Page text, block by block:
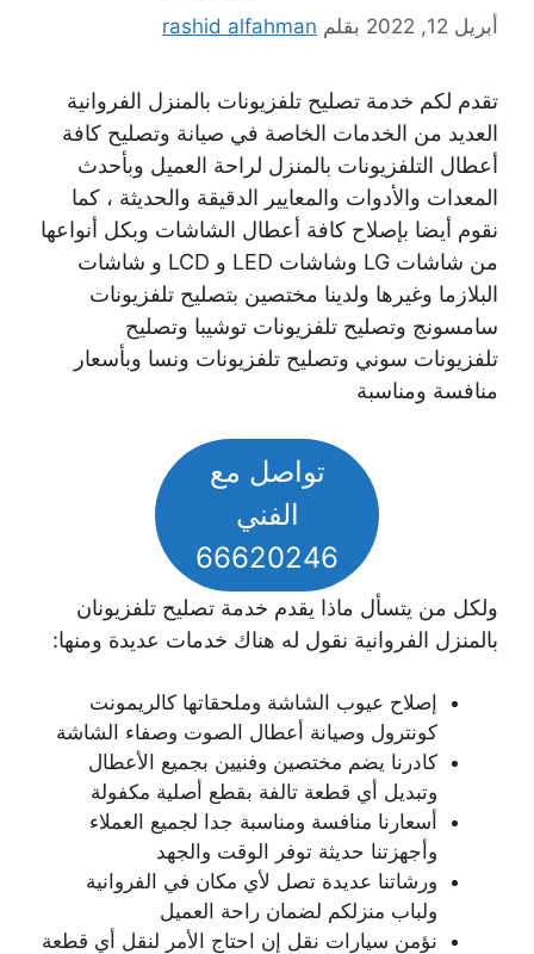
أبريل 12, 2022 بقلم rashid alfahman
تقدم لكم خدمة تصليح تلفزيونات بالمنزل الفروانية
العديد من الخدمات الخاصة في صيانة وتصليح كافة
أعطال التلفزيونات بالمنزل لراحة العميل وبأحدث
المعدات والأدوات والمعايير الدقيقة والحديثة ، كما
نقوم أيضا بإصلاح كافة أعطال الشاشات وبكل أنواعها
من شاشات LG وشاشات LED و LCD و شاشات
البلازما وغيرها ولدينا مختصين بتصليح تلفزيونات
سامسونج وتصليح تلفزيونات توشيبا وتصليح
تلفزيونات سوني وتصليح تلفزيونات ونسا وبأسعار
منافسة ومناسبة
تواصل مع
الفني
66620246
ولكل من يتسأل ماذا يقدم خدمة تصليح تلفزيونان
بالمنزل الفروانية نقول له هناك خدمات عديدة ومنها:
إصلاح عيوب الشاشة وملحقاتها كالريمونت
كونترول وصيانة أعطال الصوت وصفاء الشاشة
كادرنا يضم مختصين وفنيين بجميع الأعطال
وتبديل أي قطعة تالفة بقطع أصلية مكفولة
أسعارنا منافسة ومناسبة جدا لجميع العملاء
وأجهزتنا حديثة توفر الوقت والجهد
ورشاتنا عديدة تصل لأي مكان في الفروانية
ولباب منزلكم لضمان راحة العميل
نؤمن سيارات نقل إن احتاج الأمر لنقل أي قطعة